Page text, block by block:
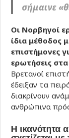
σήμαινε
Οι Νορβηγοί
ίδια μέθοδος
επιστήμονες
ερωτήσεις
Βρετανοί
έδειξαν τα
διακρίνουν
ανθρώπινα
Η ικανότητα